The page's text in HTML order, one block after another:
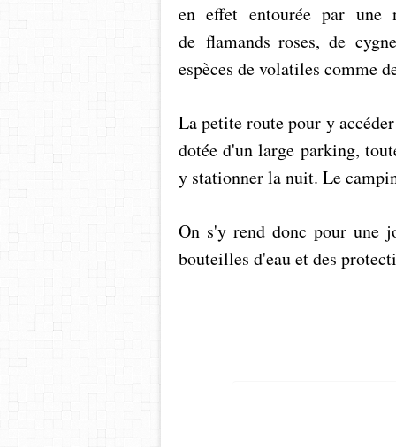
en effet entourée par une
de flamands roses, de
espèces de volatiles comme
La petite route pour y
dotée d'un large parking,
y stationner la nuit. Le
On s'y rend donc pour une
bouteilles d'eau et des